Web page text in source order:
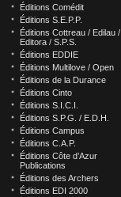
Éditions Comédit
Éditions S.E.P.P.
Éditions Cottreau / Edilau /
Editora / S.P.S.
Éditions EDDIE
Éditions Multilove / Open
Éditions de la Durance
Éditions Cinto
Éditions S.I.C.I.
Éditions S.P.G. / E.D.H.
Éditions Campus
Éditions C.A.P.
Éditions Côte d’Azur
Publications
Éditions des Archers
Éditions EDI 2000